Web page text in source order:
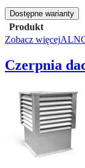
Dostępne warianty
Produkt
Zobacz więcej
Czerpnia